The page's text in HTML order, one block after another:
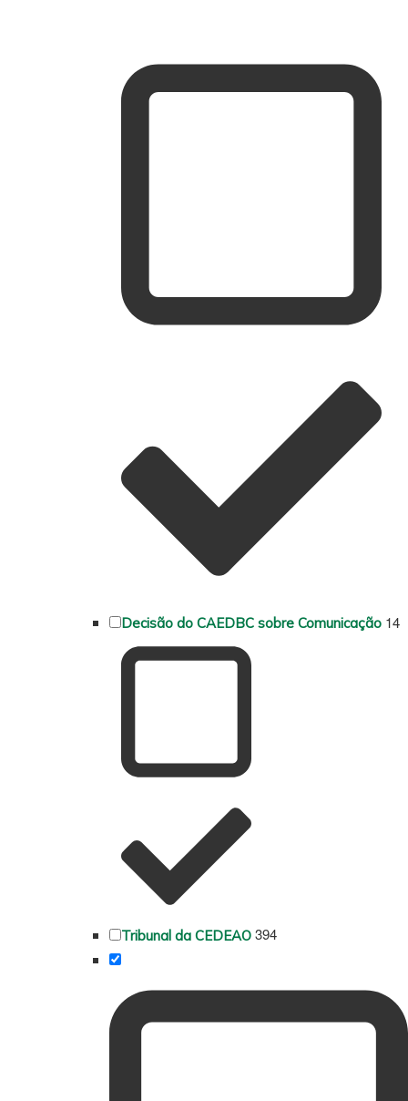
Decisão do CAEDBC sobre Comunicação 14
Tribunal da CEDEAO 394